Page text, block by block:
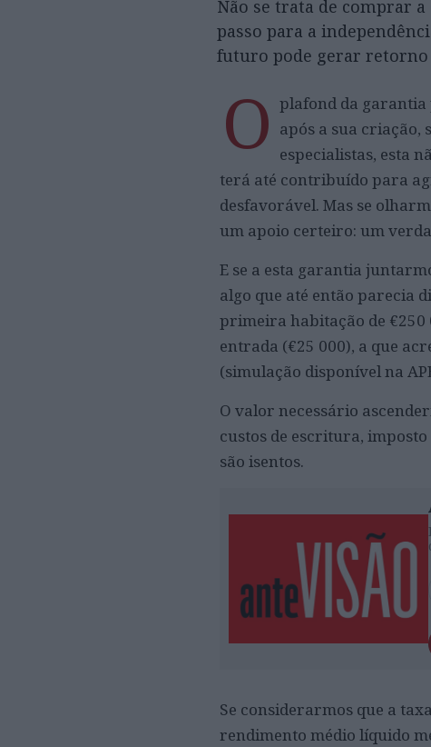
Não se trata de comprar
passo para a
futuro pode gerar retorno
O plafond da garantia
após a sua criação,
especialistas, esta
terá até contribuído para
desfavorável. Mas se
um apoio certeiro: um
E se a esta garantia
algo que até então parecia
primeira habitação de €250
entrada (€25 000), a que
(simulação disponível na
O valor necessário
custos de escritura,
são isentos.
Se considerarmos que a
rendimento médio líquido